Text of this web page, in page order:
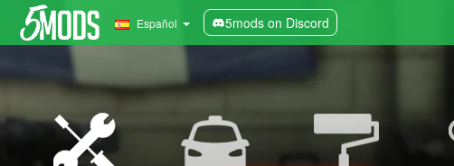
Español 5mods on Discord